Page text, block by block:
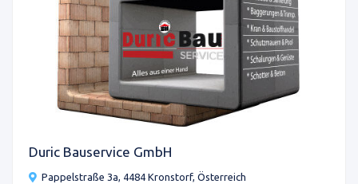
Duric Bauservice GmbH
Pappelstraße 3a, 4484 Kronstorf, Österreich